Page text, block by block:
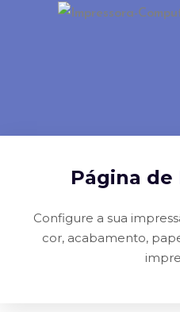
Página de
Configure a sua
cor, acabamento,